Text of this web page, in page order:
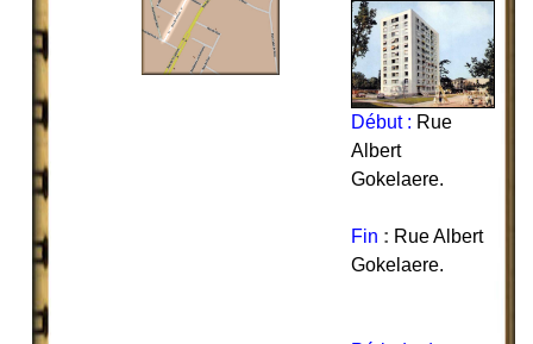
Début : Rue
Albert
Gokelaere.
Fin : Rue Albert
Gokelaere.